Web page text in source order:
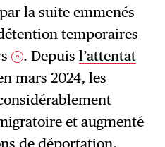
la suite emmenés
temporaires
2 . Depuisl’attentat
mars 2024, les
et augmenté